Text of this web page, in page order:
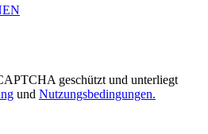
geschützt und unterliegt
und Nutzungsbedingungen.